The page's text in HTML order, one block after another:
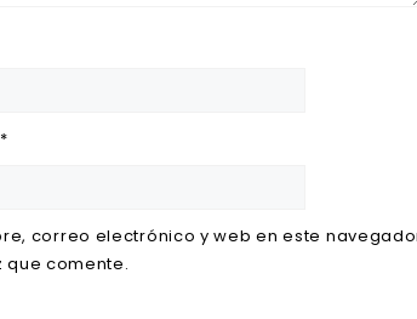
*
correo electrónico y web en este
que comente.